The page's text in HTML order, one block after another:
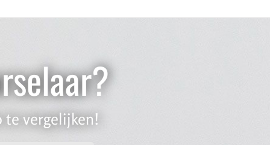
te vergelijken!